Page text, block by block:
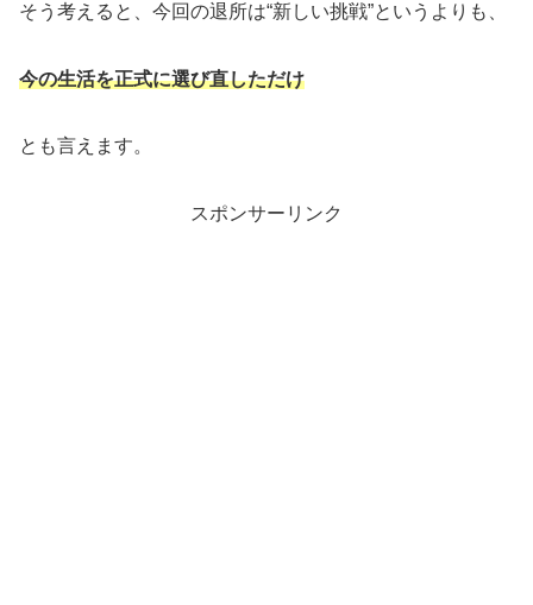
そう考えると、今回の退所は“新しい挑戦”というよりも、
今の生活を正式に選び直しただけ
とも言えます。
スポンサーリンク